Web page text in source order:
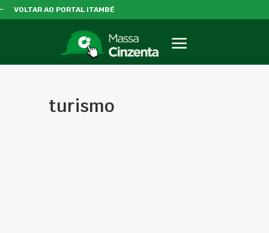
VOLTAR AO PORTAL ITAMBÉ
turismo